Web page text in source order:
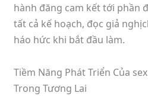
hành đăng cam kết tới phần
tất cả kế hoạch, đọc giả
háo hức khi bắt đầu làm.
Tiềm Năng Phát Triển Của
Trong Tương Lai